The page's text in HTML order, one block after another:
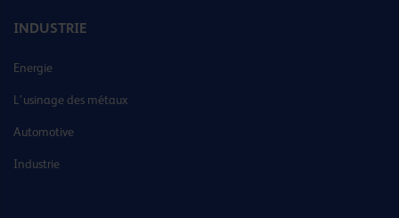
INDUSTRIE
Energie
L’usinage des métaux
Automotive
Industrie